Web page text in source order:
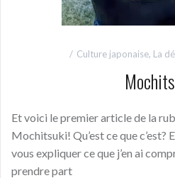
Culture japonaise, La
Et voici le premier article de la
Mochitsuki! Qu’est ce que c’est?
vous expliquer ce que j’en ai
prendre part